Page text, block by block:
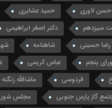
حسن لاوری
حمید عشایری
سیزدهم
دکتر اصغر ابراهیمی
حسینی شاهنامه
پنجم عباس کریمی
فردوسی
ماشاالله زنگنه
گاز پارس جنوبی
مجلس